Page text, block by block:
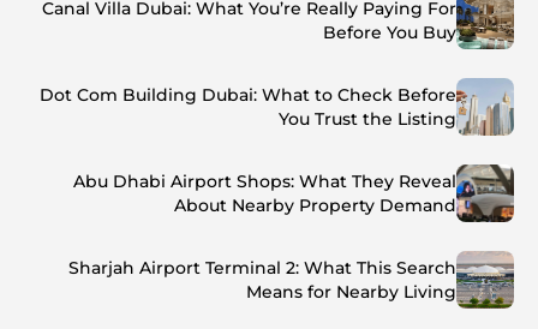
Canal Villa Dubai: What You’re Really Paying For
Before You Buy
Dot Com Building Dubai: What to Check Before
You Trust the Listing
Abu Dhabi Airport Shops: What They Reveal
About Nearby Property Demand
Sharjah Airport Terminal 2: What This Search
Means for Nearby Living